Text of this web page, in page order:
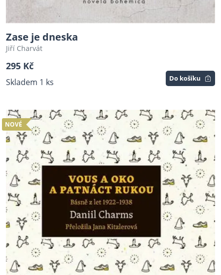
Zase je dneska
Jiří Charvát
295 Kč
Skladem 1 ks Do košíku
NOVÉ